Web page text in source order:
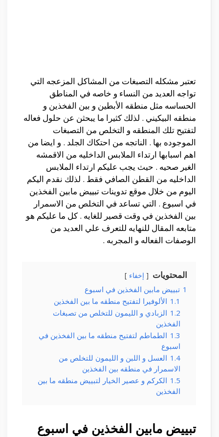
تعتبر مشكله التصبغات من المشاكل المزعجه التي
تواجه العديد من النساء و خاصه في المناطق
الحساسه مثل منطقه الأبطين و بين الفخذين و
منطقه البيكيني . لذلك كثيرا ما يبحثن عن حلول فعاله
لتفتيح تلك المنطقه و التخلص من التصبغات
الموجوده بها . الناتجه من احتكاك الجلد . و ايضا من
اهم اسبابها ارتداء الملابس الداخليه من الاقمشه
الغير صحيه . حيث يجب عليكم ارتداء الملابس
الداخليه من القطن الصافي فقط . لذلك نقدم اليكم
اليوم من خلال موقع تدوينات تبييض مابين الفخذين
في اسبوع . التي تساعد في التخلص من الاسمرار
بين الفخذين في وقت قصير للغايه . كل ما عليكم هو
متابعه المقال للنهايه للتعرف علي العديد من
الوصفات الفعاله و المجربه .
المحتويات إخفاء
1 تبييض مابين الفخذين في اسبوع
1.1 الألوفيرا لتفتيح منطقه ما بين الفخذين
1.2 الزبادي و الليمون للتخلص من تصبغات
الفخذين
1.3 الطماطم لتفتيح منطقه ما بين الفخذين في
اسبوع
1.4 العسل و اللبن و الليمون للتخلص من
الاسمرار في منطقه بين الفخذين
1.5 الكركم و عصير الخيار لتبييض منطقه ما بين
الفخذين
تبييض مابين الفخذين في اسبوع